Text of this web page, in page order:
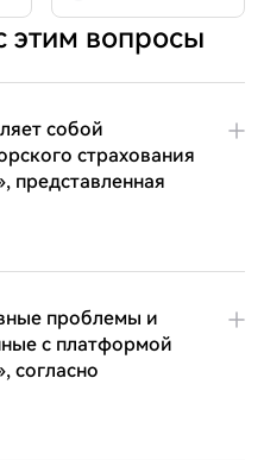
этим вопросы
собой
страхования
представленная
проблемы и
с платформой
согласно